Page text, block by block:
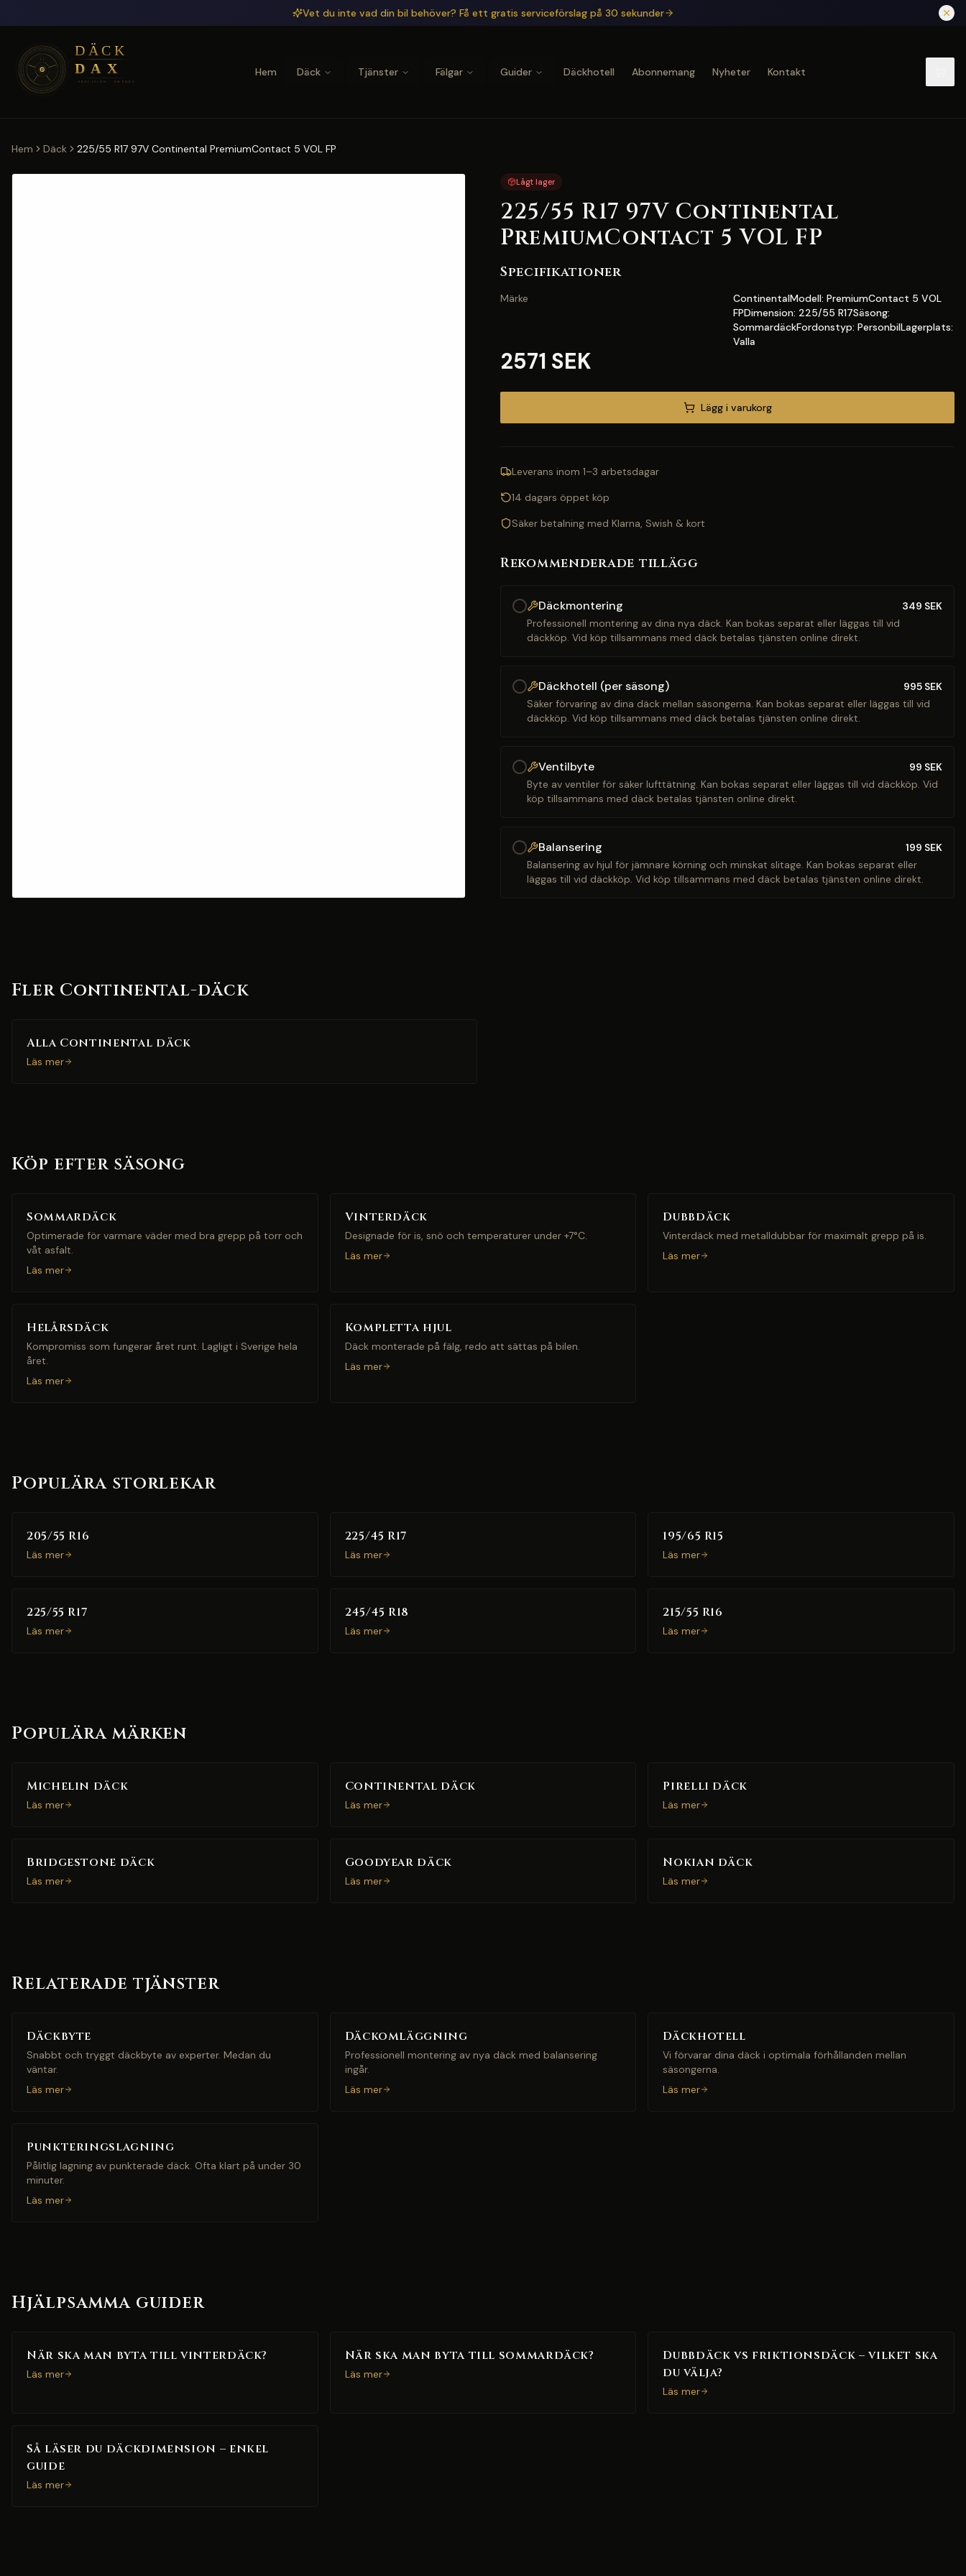
Vet du inte vad din bil behöver? Få ett gratis serviceförslag på 30 sekunder
Hem Däck Tjänster Fälgar Guider Däckhotell Abonnemang Nyheter Kontakt
Hem Däck 225/55 R17 97V Continental PremiumContact 5 VOL FP
Lågt lager
225/55 R17 97V Continental
PremiumContact 5 VOL FP
Specifikationer
Märke
ContinentalModell: PremiumContact 5 VOL
FPDimension: 225/55 R17Säsong:
SommardäckFordonstyp: PersonbilLagerplats:
Valla
2571 SEK
Lägg i varukorg
Leverans inom 1–3 arbetsdagar
14 dagars öppet köp
Säker betalning med Klarna, Swish & kort
Rekommenderade tillägg
Däckmontering 349 SEK
Professionell montering av dina nya däck. Kan bokas separat eller läggas till vid
däckköp. Vid köp tillsammans med däck betalas tjänsten online direkt.
Däckhotell (per säsong) 995 SEK
Säker förvaring av dina däck mellan säsongerna. Kan bokas separat eller läggas till vid
däckköp. Vid köp tillsammans med däck betalas tjänsten online direkt.
Ventilbyte 99 SEK
Byte av ventiler för säker lufttätning. Kan bokas separat eller läggas till vid däckköp. Vid
köp tillsammans med däck betalas tjänsten online direkt.
Balansering 199 SEK
Balansering av hjul för jämnare körning och minskat slitage. Kan bokas separat eller
läggas till vid däckköp. Vid köp tillsammans med däck betalas tjänsten online direkt.
Fler Continental-däck
Alla Continental däck
Läs mer
Köp efter säsong
Sommardäck
Optimerade för varmare väder med bra grepp på torr och
våt asfalt.
Läs mer
Vinterdäck
Designade för is, snö och temperaturer under +7°C.
Läs mer
Dubbdäck
Vinterdäck med metalldubbar för maximalt grepp på is.
Läs mer
Helårsdäck
Kompromiss som fungerar året runt. Lagligt i Sverige hela
året.
Läs mer
Kompletta hjul
Däck monterade på fälg, redo att sättas på bilen.
Läs mer
Populära storlekar
205/55 R16
Läs mer
225/45 R17
Läs mer
195/65 R15
Läs mer
225/55 R17
Läs mer
245/45 R18
Läs mer
215/55 R16
Läs mer
Populära märken
Michelin däck
Läs mer
Continental däck
Läs mer
Pirelli däck
Läs mer
Bridgestone däck
Läs mer
Goodyear däck
Läs mer
Nokian däck
Läs mer
Relaterade tjänster
Däckbyte
Snabbt och tryggt däckbyte av experter. Medan du
väntar.
Läs mer
Däckomläggning
Professionell montering av nya däck med balansering
ingår.
Läs mer
Däckhotell
Vi förvarar dina däck i optimala förhållanden mellan
säsongerna.
Läs mer
Punkteringslagning
Pålitlig lagning av punkterade däck. Ofta klart på under 30
minuter.
Läs mer
Hjälpsamma guider
När ska man byta till vinterdäck?
Läs mer
När ska man byta till sommardäck?
Läs mer
Dubbdäck vs friktionsdäck – vilket ska
du välja?
Läs mer
Så läser du däckdimension – enkel
guide
Läs mer